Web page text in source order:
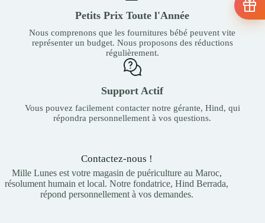
Petits Prix Toute l'Année
Nous comprenons que les fournitures bébé peuvent vite
représenter un budget. Nous proposons des réductions
régulièrement.
Support Actif
Vous pouvez facilement contacter notre gérante, Hind, qui
répondra personnellement à vos questions.
Contactez-nous !
Mille Lunes est votre magasin de puériculture au Maroc,
résolument humain et local. Notre fondatrice, Hind Berrada,
répond personnellement à vos demandes.